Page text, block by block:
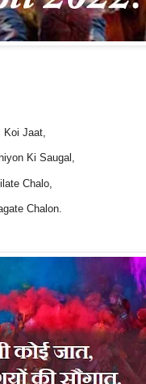
Koi Jaat,
Ki Saugal,
Chalo,
Chalon.